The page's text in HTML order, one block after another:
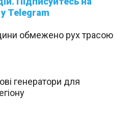
Telegram
обмежено рух трасою
генератори для